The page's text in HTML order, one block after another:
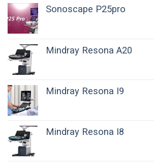
Sonoscape P25pro
Mindray Resona A20
Mindray Resona I9
Mindray Resona I8